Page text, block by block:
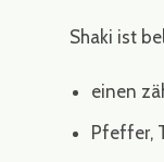
Shaki ist
einen
Pfeffer,